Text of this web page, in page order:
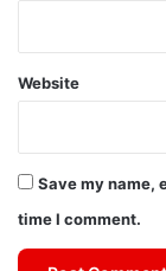
Website
Save my name,
time I comment.